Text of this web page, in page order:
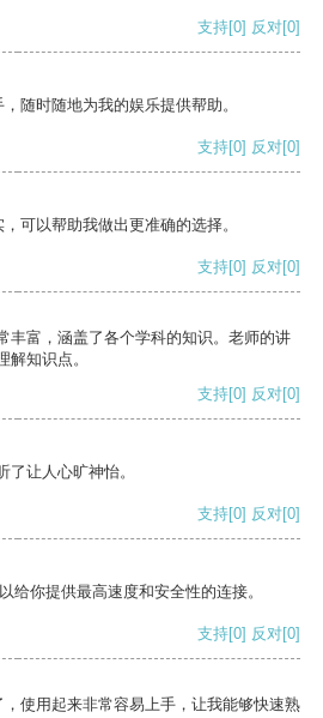
支持[0] 反对[0]
随时随地为我的娱乐提供帮助。
支持[0] 反对[0]
可以帮助我做出更准确的选择。
支持[0] 反对[0]
丰富，涵盖了各个学科的知识。老师的讲
解知识点。
支持[0] 反对[0]
让人心旷神怡。
支持[0] 反对[0]
给你提供最高速度和安全性的连接。
支持[0] 反对[0]
使用起来非常容易上手，让我能够快速熟